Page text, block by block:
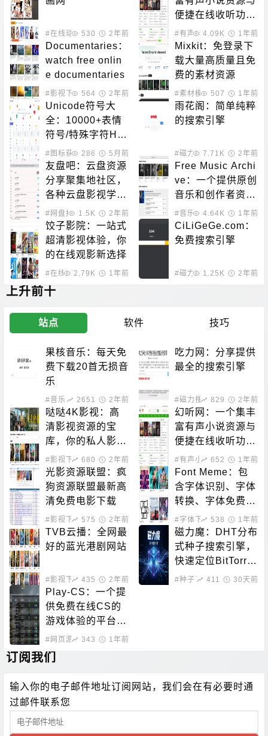
#在线动漫 530 2年前
便捷在线收听功能
于一体的平台
#有声小说4.09K 1年前
Documentaries：
watch free onlin
e documentaries
#影视下载 #在线影音
564 2年前
Mixkit：免登录下
载大量高质量且免
费的素材资源
#素材模板507 1年前
Unicode符号大
全：10000+表情
符号/特殊字符HT
ML/CSS/JS代码
查询
#图标获取 286 5月前
雨花阁：简单纯粹
的搜索引擎
#磁力搜索7.71K 2年前
友盘吧：云盘资源
分享聚集地社区，
各种云盘影视学习
资料
#网盘搜索1.5K 2年前
Free Music Archi
ve：一个提供原创
音乐和创作者资源
的平台
#音乐下载 #素材模板
4.64K 1年前
饺子影院：一站式
超清影视体验，你
的在线观影新选择
#在线影音 #影视下载
2.79K 1年前
CiLiGeGe.com：
免费搜索引擎
#磁力搜索1.25K 2年前
上升前十
站点 软件 技巧
果核音乐：每天免
费下载20首无损音
乐
#音乐下载2651 2年前
吃力网：分享提供
最全的搜索引擎
#磁力搜索829 2年前
哒哒4K影视：高
清影视资源的宝
库，你的私人影院
新选择！
#影视下载 680 2年前
幻听网：一个集丰
富有声小说资源与
便捷在线收听功能
于一体的平台
#有声小说652 1年前
光影资源联盟：疯
狗资源联盟最新高
清免费电影下载
#影视下载 575 2年前
Font Meme：包
含字体识别、字体
转换、字体免费下
载的站点
#字体下载538 1年前
TVB云播：全网最
好的蓝光港剧网站
#影视下载 #在线影音
435 2年前
磁力魔：DHT分布
式种子搜索引擎，
快速定位BitTorre
nt资源
#种子下载 #磁力搜索
411 30天前
Play-CS：一个提
供免费在线CS的
游戏体验的平台，
无需下载即可畅玩
#网页游戏 343 1年前
订阅我们
输入你的电子邮件地址订阅网站，我们会在有必要时通
过邮件联系您